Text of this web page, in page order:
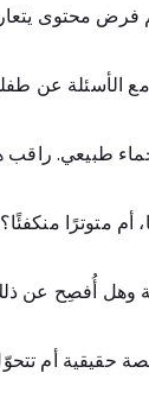
فرض محتوى
الأسئلة عن طفلك
طبيعي.
متوترًا
أُفصِح عن
حقيقية أم